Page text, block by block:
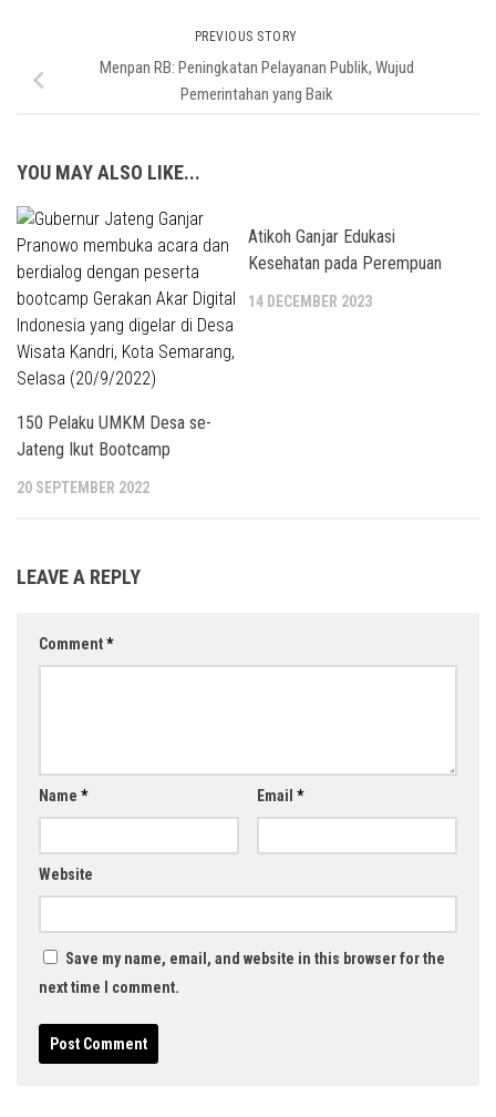
PREVIOUS STORY
Menpan RB: Peningkatan Pelayanan Publik, Wujud
Pemerintahan yang Baik
YOU MAY ALSO LIKE...
150 Pelaku UMKM Desa se-
Jateng Ikut Bootcamp
20 SEPTEMBER 2022
Atikoh Ganjar Edukasi
Kesehatan pada Perempuan
14 DECEMBER 2023
LEAVE A REPLY
Comment*
Name * Email *
Website
Save my name, email, and website in this browser for the
next time I comment.